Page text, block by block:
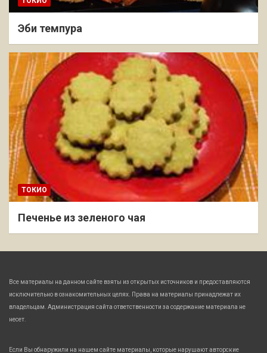
Эби темпура
ТОКИО
Печенье из зеленого чая
Все материалы на данном сайте взяты из открытых источников и предоставляются
исключительно в ознакомительных целях. Права на материалы принадлежат их
владельцам. Администрация сайта ответственности за содержание материала не
несет.
Если Вы обнаружили на нашем сайте материалы, которые нарушают авторские